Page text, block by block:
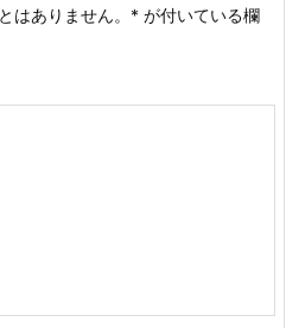
はありません。 * が付いている欄